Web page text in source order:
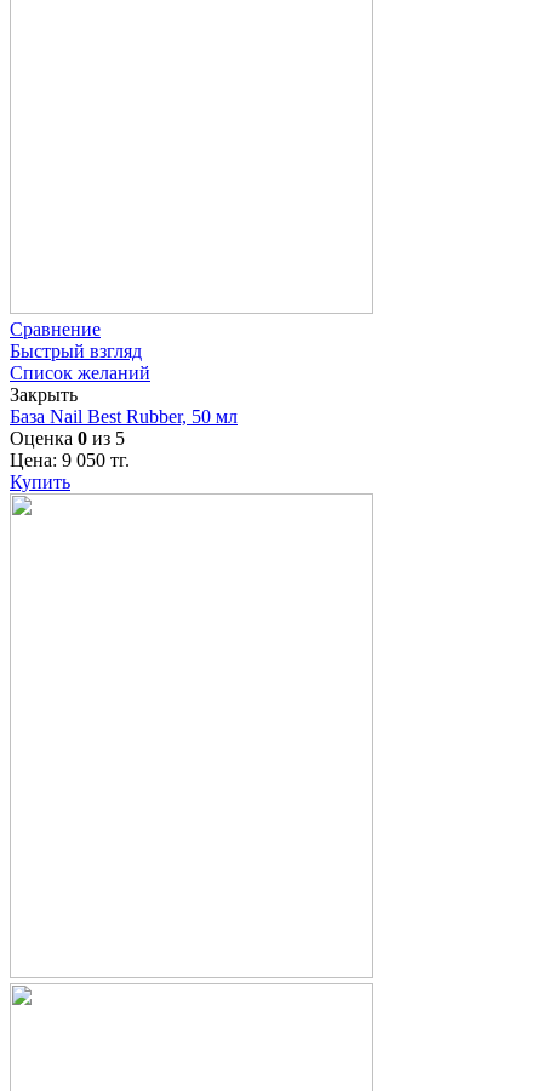
Сравнение
Быстрый взгляд
Список желаний
Закрыть
База Nail Best Rubber, 50 мл
Оценка 0 из 5
Цена: 9 050 тг.
Купить